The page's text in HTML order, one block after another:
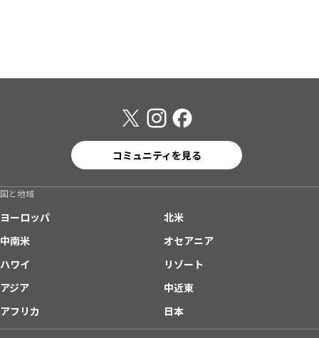
コミュニティを見る
国と地域
ヨーロッパ
北米
中南米
オセアニア
ハワイ
リゾート
アジア
中近東
アフリカ
日本